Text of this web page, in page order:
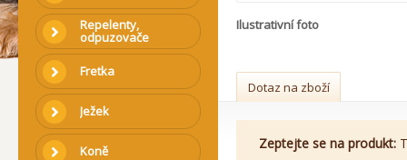
Repelenty,
odpuzovače
Fretka
Ježek
Koně
Ilustrativní foto
Dotaz na zboží
Zeptejte se na produkt: